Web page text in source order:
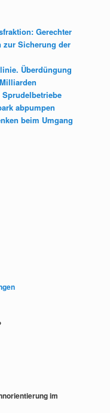
Gerechter
zur Sicherung der
Überdüngung
abpumpen
beim Umgang
im